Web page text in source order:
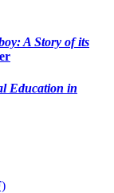
A Story of its
Education in